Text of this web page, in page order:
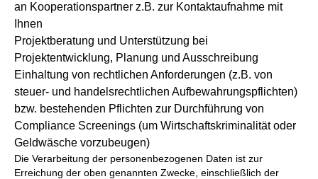
an Kooperationspartner z.B. zur Kontaktaufnahme mit
Ihnen
Projektberatung und Unterstützung bei
Projektentwicklung, Planung und Ausschreibung
Einhaltung von rechtlichen Anforderungen (z.B. von
steuer- und handelsrechtlichen Aufbewahrungspflichten)
bzw. bestehenden Pflichten zur Durchführung von
Compliance Screenings (um Wirtschaftskriminalität oder
Geldwäsche vorzubeugen)
Die Verarbeitung der personenbezogenen Daten ist zur
Erreichung der oben genannten Zwecke, einschließlich der